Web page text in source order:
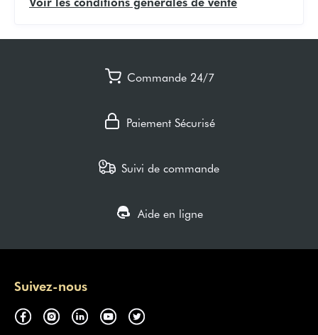
Commande 24/7
Paiement Sécurisé
Suivi de commande
Aide en ligne
Suivez-nous